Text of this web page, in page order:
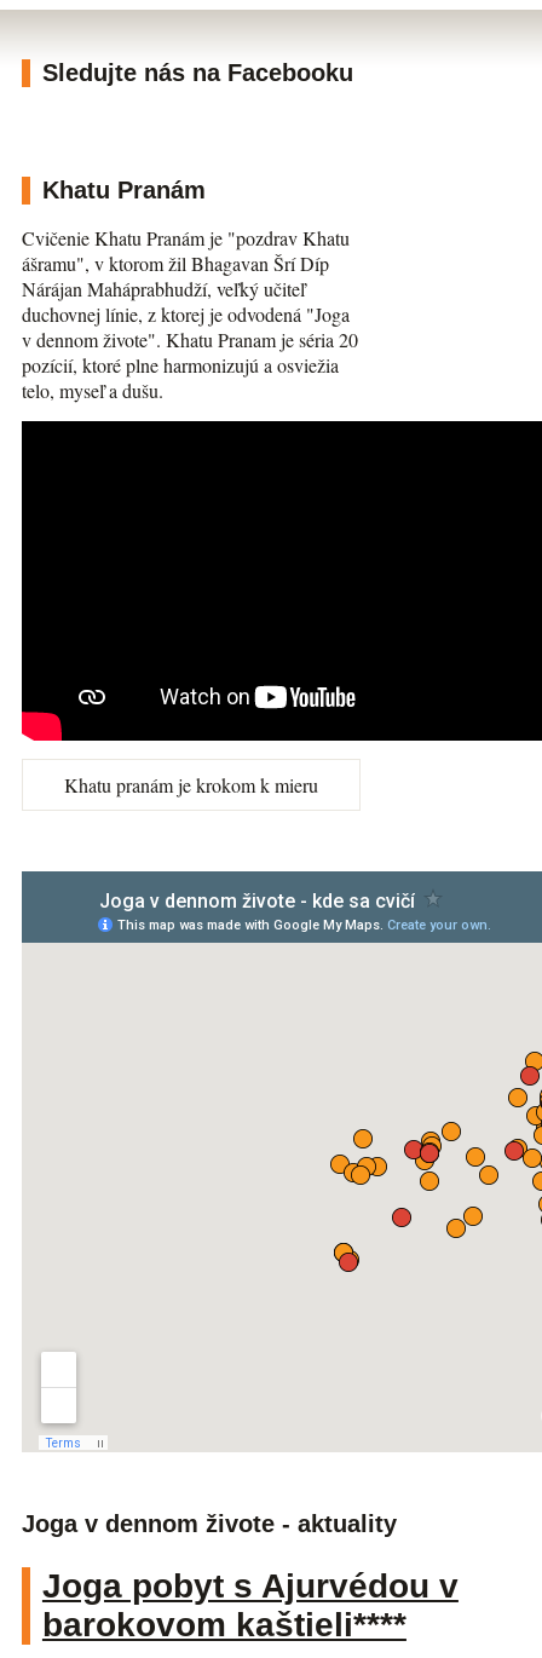
Sledujte nás na Facebooku
Khatu Pranám
Cvičenie Khatu Pranám je "pozdrav Khatu
ášramu", v ktorom žil Bhagavan Šrí Díp
Nárájan Maháprabhudží, veľký učiteľ
duchovnej línie, z ktorej je odvodená "Joga
v dennom živote". Khatu Pranam je séria 20
pozícií, ktoré plne harmonizujú a osviežia
telo, myseľ a dušu.
Khatu pranám je krokom k mieru
Joga v dennom živote - aktuality
Joga pobyt s Ajurvédou v
barokovom kaštieli****